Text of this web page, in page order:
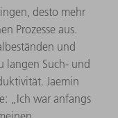
desto mehr
Prozesse aus.
und
langen Such- und
Jaemin
„Ich war anfangs